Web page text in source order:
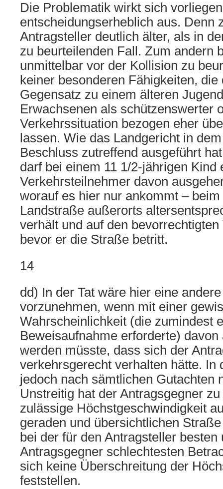
Die Problematik wirkt sich
entscheidungserheblich aus. Denn
Antragsteller deutlich älter, als in
zu beurteilenden Fall. Zum andern
unmittelbar vor der Kollision zu
keiner besonderen Fähigkeiten, die
Gegensatz zu einem älteren
Erwachsenen als schützenswerter
Verkehrssituation bezogen eher
lassen. Wie das Landgericht in
Beschluss zutreffend ausgeführt
darf bei einem 11 1/2-jährigen Kind
Verkehrsteilnehmer davon
worauf es hier nur ankommt –
Landstraße außerorts
verhält und auf den
bevor er die Straße betritt.
14
dd) In der Tat wäre hier eine
vorzunehmen, wenn mit einer
Wahrscheinlichkeit (die zumindest
Beweisaufnahme erforderte) davon
werden müsste, dass sich der
verkehrsgerecht verhalten hätte. In
jedoch nach sämtlichen Gutachten
Unstreitig hat der Antragsgegner
zulässige Höchstgeschwindigkeit
geraden und übersichtlichen
bei der für den Antragsteller besten
Antragsgegner schlechtesten
sich keine Überschreitung der
feststellen.